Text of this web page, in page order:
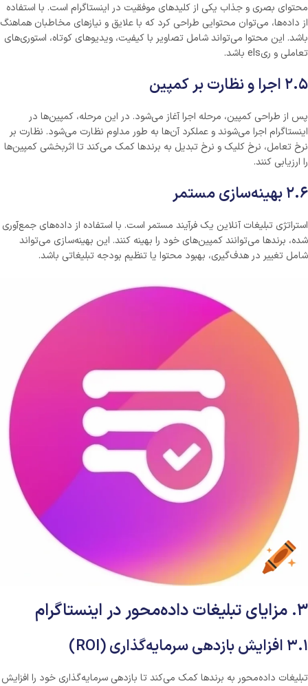
محتوای بصری و جذاب یکی از کلیدهای موفقیت در اینستاگرام است. با استفاده
از داده‌ها، می‌توان محتوایی طراحی کرد که با علایق و نیازهای مخاطبان هماهنگ
باشد. این محتوا می‌تواند شامل تصاویر با کیفیت، ویدیوهای کوتاه، استوری‌های
تعاملی و ریels باشد.
۲.۵ اجرا و نظارت بر کمپین
پس از طراحی کمپین، مرحله اجرا آغاز می‌شود. در این مرحله، کمپین‌ها در
اینستاگرام اجرا می‌شوند و عملکرد آن‌ها به طور مداوم نظارت می‌شود. نظارت بر
نرخ تعامل، نرخ کلیک و نرخ تبدیل به برندها کمک می‌کند تا اثربخشی کمپین‌ها
را ارزیابی کنند.
۲.۶ بهینه‌سازی مستمر
استراتژی تبلیغات آنلاین یک فرآیند مستمر است. با استفاده از داده‌های جمع‌آوری
شده، برندها می‌توانند کمپین‌های خود را بهینه کنند. این بهینه‌سازی می‌تواند
شامل تغییر در هدف‌گیری، بهبود محتوا یا تنظیم بودجه تبلیغاتی باشد.
۳. مزایای تبلیغات داده‌محور در اینستاگرام
۳.۱ افزایش بازدهی سرمایه‌گذاری (ROI)
تبلیغات داده‌محور به برندها کمک می‌کند تا بازدهی سرمایه‌گذاری خود را افزایش